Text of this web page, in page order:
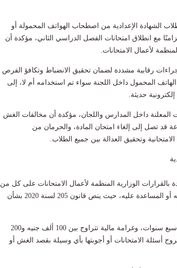
الشهادة الإعدادية من اصطحاب الهواتف المحمولة أو
مع انطلاق امتحانات الفصل الدراسي الثاني، مؤكدة أن
لأعمال الامتحانات.
رقابية مشددة لضمان تحقيق الانضباط وتكافؤ الفرص
المحمول داخل اللجنة سواء تم استخدامه أم لا، إلى
حديثة.
المعلنة داخل المدارس واللجان، مؤكدة أن مخالفات الغش
قد تصل إلى إلغاء امتحان المادة، والحرمان من
وتحقيق العدالة بين جميع الطلاب.
بالقرارات الوزارية المنظمة لأعمال الامتحانات على كل من
يثبت تورطه في أعمال الغش أو الشروع فيه أو المساعدة عليه، حيث ينص قانون 205 لسنة 2020 بشأن
السجن لمدة لا تقل عن سنتين ولا تزيد عن سبع سنوات، وغرامة مالية تتراوح بين 100 ألف جنيه و200
أسئلة الامتحانات أو أجوبتها بأي وسيلة بقصد الغش أو